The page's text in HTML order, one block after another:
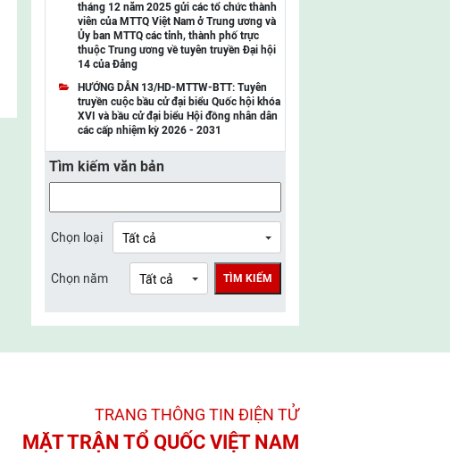
UBMTTQ Việt Nam tỉnh Lạng Sơn
UBMTTQ Việt Nam tỉnh Lai Châu
UBMTTQ Việt Nam tỉnh Điện Biên
UBMTTQ Việt Nam tỉnh Sơn La
UBMTTQ Việt Nam tỉnh Thanh Hóa
UBMTTQ Việt Nam tỉnh Nghệ An
UBMTTQ Việt Nam tỉnh Lào Cai
UBMTTQ Việt Nam tỉnh Thái Nguyên
UBMTTQ Việt Nam tỉnh Bắc Ninh
UBMTTQ Việt Nam tỉnh Ninh Bình
UBMTTQ Việt Nam tỉnh Quảng Trị
tháng 12 năm 2025 gửi các tổ chức thành
viên của MTTQ Việt Nam ở Trung ương và
Ủy ban MTTQ các tỉnh, thành phố trực
thuộc Trung ương về tuyên truyền Đại hội
14 của Đảng
HƯỚNG DẪN 13/HD-MTTW-BTT: Tuyên
truyền cuộc bầu cử đại biểu Quốc hội khóa
XVI và bầu cử đại biểu Hội đồng nhân dân
các cấp nhiệm kỳ 2026 - 2031
Tìm kiếm văn bản
Chọn loại
Chọn năm TÌM KIẾM
TRANG THÔNG TIN ĐIỆN TỬ­
MẶT TRẬN TỔ QUỐC VIỆT NAM